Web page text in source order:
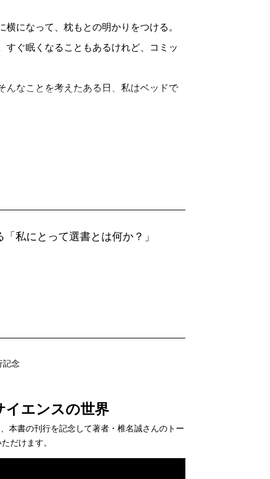
になって、枕もとの明かりをつける。
すぐ眠くなることもあるけれど、コミッ
なことを考えたある日、私はベッドで
ーリーは面白いのだが、なんとなくつら
った。それがこの、『ノミのジャンプ
ガではないけれど、でもマンガなのだ。
が得意なのだろう。最近は「マンガで
ャンプと銀河系』もそんな本の一つであ
私にとって選書とは何か？」
記念
イエンスの世界
、本書の刊行を記念して著者・椎名誠さんのトー
だけます。